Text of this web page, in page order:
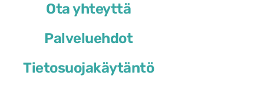
Ota yhteyttä
Palveluehdot
Tietosuojakäytäntö